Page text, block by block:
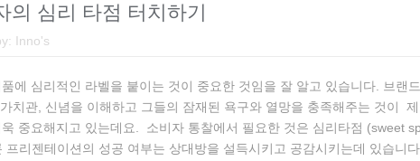
의 심리 타점 터치하기
Inno's
에 심리적인 라벨을 붙이는 것이 중요한 것임을 잘 알고 있습니다. 브랜
치관, 신념을 이해하고 그들의 잠재된 욕구와 열망을 충족해주는 것이
중요해지고 있는데요. 소비자 통찰에서 필요한 것은 심리타점 (sweet
프리젠테이션의 성공 여부는 상대방을 설득시키고 공감시키는데 있습니